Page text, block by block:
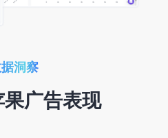
洞察
广告表现